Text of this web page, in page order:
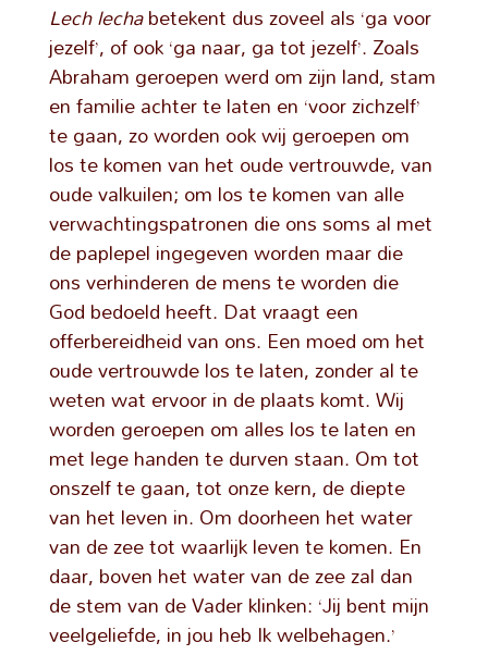
Lech lechabetekent dus zoveel als ‘ga voor
jezelf’, of ook ‘ga naar, ga tot jezelf’. Zoals
Abraham geroepen werd om zijn land, stam
en familie achter te laten en ‘voor zichzelf’
te gaan, zo worden ook wij geroepen om
los te komen van het oude vertrouwde, van
oude valkuilen; om los te komen van alle
verwachtingspatronen die ons soms al met
de paplepel ingegeven worden maar die
ons verhinderen de mens te worden die
God bedoeld heeft. Dat vraagt een
offerbereidheid van ons. Een moed om het
oude vertrouwde los te laten, zonder al te
weten wat ervoor in de plaats komt. Wij
worden geroepen om alles los te laten en
met lege handen te durven staan. Om tot
onszelf te gaan, tot onze kern, de diepte
van het leven in. Om doorheen het water
van de zee tot waarlijk leven te komen. En
daar, boven het water van de zee zal dan
de stem van de Vader klinken: ‘Jij bent mijn
veelgeliefde, in jou heb Ik welbehagen.’